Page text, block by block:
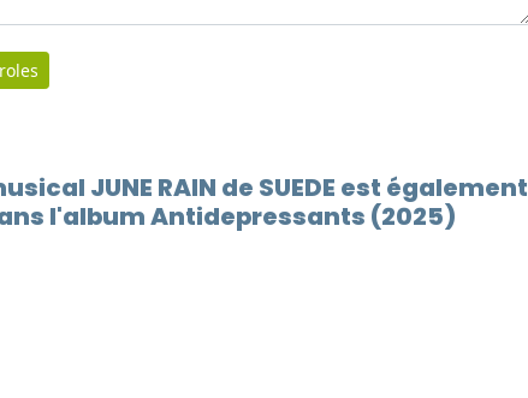
JUNE RAIN de SUEDE est également
l'album Antidepressants (2025)